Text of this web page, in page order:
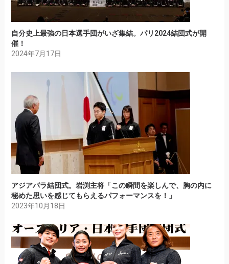
自分史上最強の日本選手団がいざ集結。パリ2024結団式が開
催！
2024年7月17日
アジアパラ結団式。岩渕主将「この瞬間を楽しんで、胸の内に
秘めた思いを感じてもらえるパフォーマンスを！」
2023年10月18日